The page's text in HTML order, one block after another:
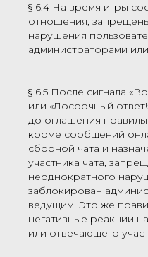
§ 6.4 На время игры
отношения,
нарушения
администраторами
§ 6.5 После сигнала
или «Досрочный
до оглашения
кроме сообщений
сборной чата и
участника чата,
неоднократного
заблокирован
ведущим. Это же
негативные реакции
или отвечающего